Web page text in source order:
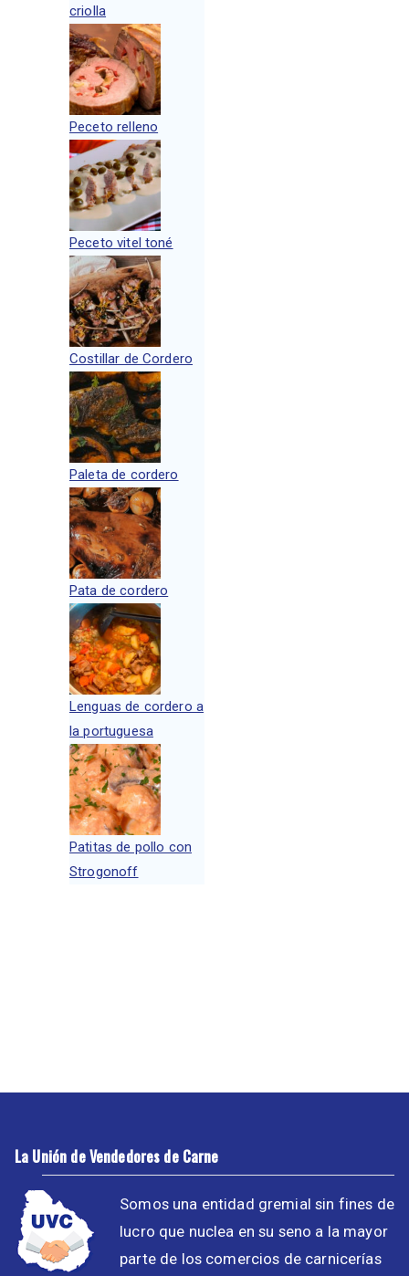
criolla
Peceto relleno
Peceto vitel toné
Costillar de Cordero
Paleta de cordero
Pata de cordero
Lenguas de cordero a
la portuguesa
Patitas de pollo con
Strogonoff
La Unión de Vendedores de Carne
Somos una entidad gremial sin fines de
lucro que nuclea en su seno a la mayor
parte de los comercios de carnicerías